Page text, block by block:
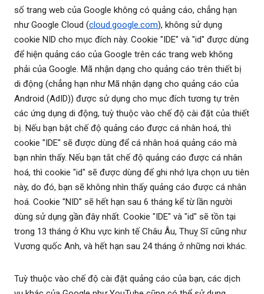
số trang web của Google không có quảng cáo, chẳng hạn
như Google Cloud (cloud.google.com), không sử dụng
cookie NID cho mục đích này. Cookie "IDE" và "id" được dùng
để hiện quảng cáo của Google trên các trang web không
phải của Google. Mã nhận dạng cho quảng cáo trên thiết bị
di động (chẳng hạn như Mã nhận dạng cho quảng cáo của
Android (AdID)) được sử dụng cho mục đích tương tự trên
các ứng dụng di động, tuỳ thuộc vào chế độ cài đặt của thiết
bị. Nếu bạn bật chế độ quảng cáo được cá nhân hoá, thì
cookie "IDE" sẽ được dùng để cá nhân hoá quảng cáo mà
bạn nhìn thấy. Nếu bạn tắt chế độ quảng cáo được cá nhân
hoá, thì cookie "id" sẽ được dùng để ghi nhớ lựa chọn ưu tiên
này, do đó, bạn sẽ không nhìn thấy quảng cáo được cá nhân
hoá. Cookie "NID" sẽ hết hạn sau 6 tháng kể từ lần người
dùng sử dụng gần đây nhất. Cookie "IDE" và "id" sẽ tồn tại
trong 13 tháng ở Khu vực kinh tế Châu Âu, Thuỵ Sĩ cũng như
Vương quốc Anh, và hết hạn sau 24 tháng ở những nơi khác.
Tuỳ thuộc vào chế độ cài đặt quảng cáo của bạn, các dịch